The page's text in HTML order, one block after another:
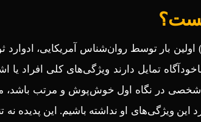
تمایل دارند ویژگی‌های کلی افراد
شخصی در نگاه اول خوش‌پوش و مرتب
این ویژگی‌های او نداشته باشیم. این پدیده